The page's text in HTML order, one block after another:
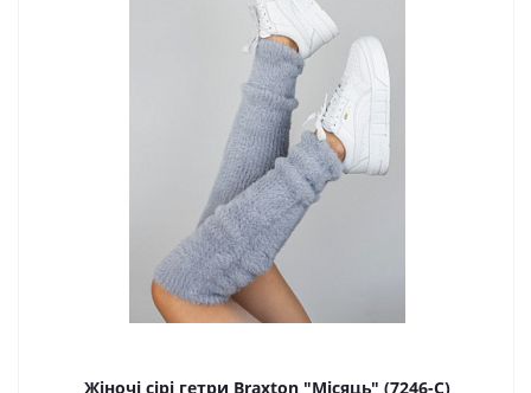
Жіночі сірі гетри Braxton "Місяць" (7246-С)